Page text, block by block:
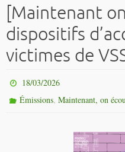
[Maintenant
dispositifs
victimes de
18/03/2026
Émissions,Maintenant, on